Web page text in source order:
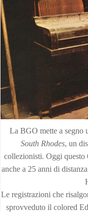
La BGO mette a segno
South Rhodes, un
collezionisti. Oggi questo
anche a 25 anni di
Le registrazioni che
sprovveduto il colored